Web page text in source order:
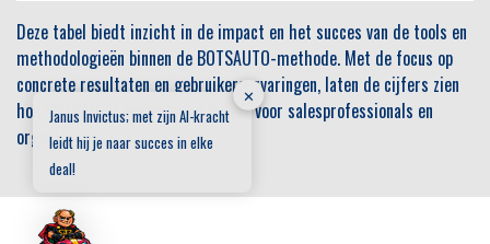
Deze tabel biedt inzicht in de impact en het succes van de tools en
methodologieën binnen de BOTSAUTO-methode. Met de focus op
concrete resultaten en gebruikerservaringen, laten de cijfers zien
hoe BOTSAUTO een verschil maakt voor salesprofessionals en
organisaties.
✕
Janus Invictus; met zijn AI-kracht
leidt hij je naar succes in elke
deal!